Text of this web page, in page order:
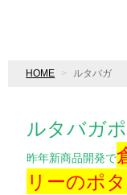
HOME ルタバガ
ルタバガ
昨年新商品開発で
リーのポ